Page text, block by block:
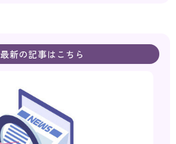
最新の記事はこちら